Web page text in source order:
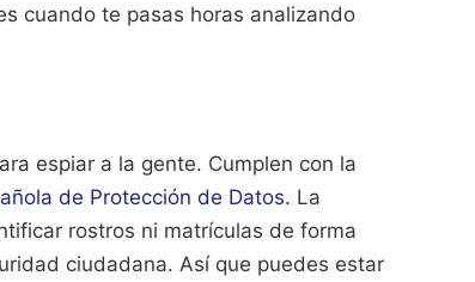
cuando te pasas horas analizando
espiar a la gente. Cumplen con la
de Protección de Datos. La
rostros ni matrículas de forma
ciudadana. Así que puedes estar